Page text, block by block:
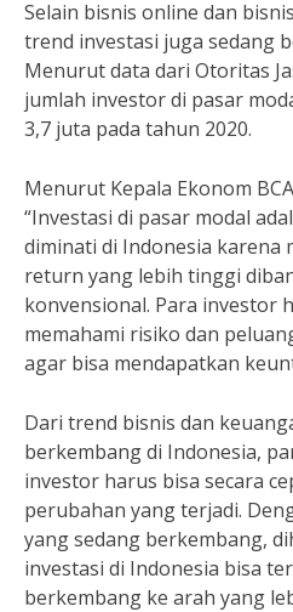
Selain bisnis online dan
trend investasi juga sedang
Menurut data dari Otoritas
jumlah investor di pasar
3,7 juta pada tahun 2020.
Menurut Kepala Ekonom
“Investasi di pasar modal
diminati di Indonesia karena
return yang lebih tinggi
konvensional. Para investor
memahami risiko dan
agar bisa mendapatkan
Dari trend bisnis dan
berkembang di Indonesia,
investor harus bisa secara
perubahan yang terjadi.
yang sedang berkembang,
investasi di Indonesia bisa
berkembang ke arah yang